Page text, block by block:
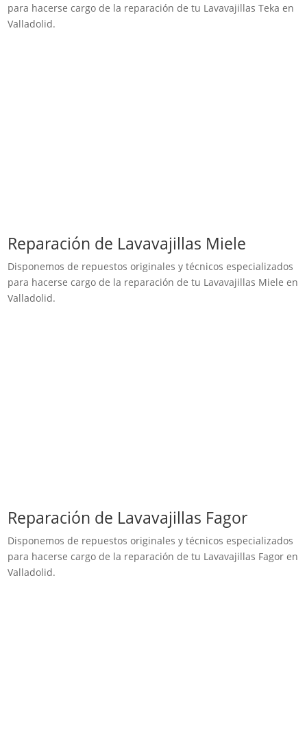
para hacerse cargo de la reparación de tu Lavavajillas Teka en
Valladolid.
Reparación de Lavavajillas Miele
Disponemos de repuestos originales y técnicos especializados
para hacerse cargo de la reparación de tu Lavavajillas Miele en
Valladolid.
Reparación de Lavavajillas Fagor
Disponemos de repuestos originales y técnicos especializados
para hacerse cargo de la reparación de tu Lavavajillas Fagor en
Valladolid.